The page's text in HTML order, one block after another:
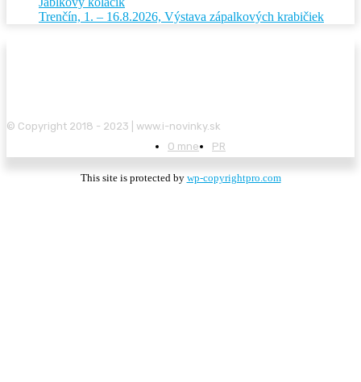
Trenčín, 1. – 16.8.2026, Výstava zápalkových krabičiek
© Copyright 2018 - 2023 | www.i-novinky.sk
O mne
PR
This site is protected by wp-copyrightpro.com